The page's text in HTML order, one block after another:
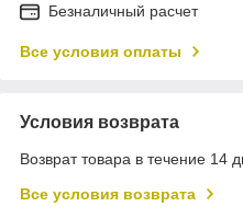
Безналичный расчет
Все условия оплаты
Условия возврата
Возврат товара в течение 14
Все условия возврата